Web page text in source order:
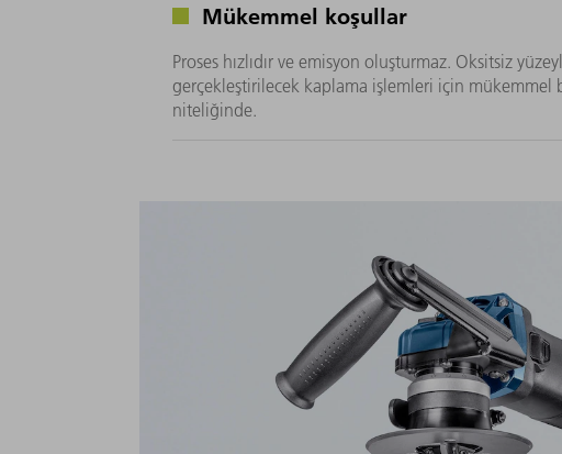
Mükemmel koşullar
Proses hızlıdır ve emisyon oluşturmaz. Oksitsiz
gerçekleştirilecek kaplama işlemleri için mükemmel
niteliğinde.